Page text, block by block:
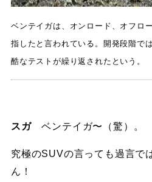
ベンテイガは、オンロード、オフロ
指したと言われている。開発段階で
酷なテストが繰り返されたという。
スガベンテイガ〜（驚）。
究極のSUVの言っても過言で
ん！